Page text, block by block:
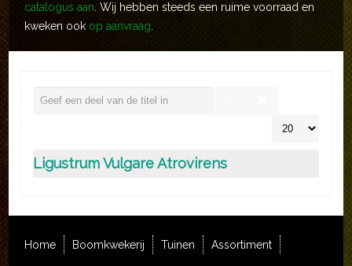
catalogus aan . Wij hebben steeds een ruime voorraad en
kweken ook op aanvraag
Ligustrum Vulgare Atrovirens
Home Boomkwekerij Tuinen Assortiment